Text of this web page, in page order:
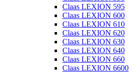
Claas LEXION 595
Claas LEXION 600
Claas LEXION 610
Claas LEXION 620
Claas LEXION 630
Claas LEXION 640
Claas LEXION 660
Claas LEXION 6600